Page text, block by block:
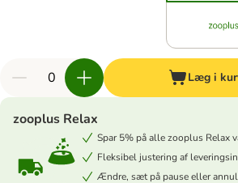
Læg i
zooplus Relax
Spar 5% på alle zooplus Relax
Fleksibel justering af
Ændre, sæt på pause eller